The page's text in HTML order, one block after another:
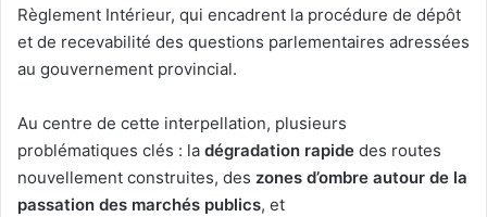
Règlement Intérieur, qui encadrent la procédure de dépôt
et de recevabilité des questions parlementaires adressées
au gouvernement provincial.
Au centre de cette interpellation, plusieurs
problématiques clés : la dégradation rapide des routes
nouvellement construites, des zones d’ombre autour de la
passation des marchés publics, et